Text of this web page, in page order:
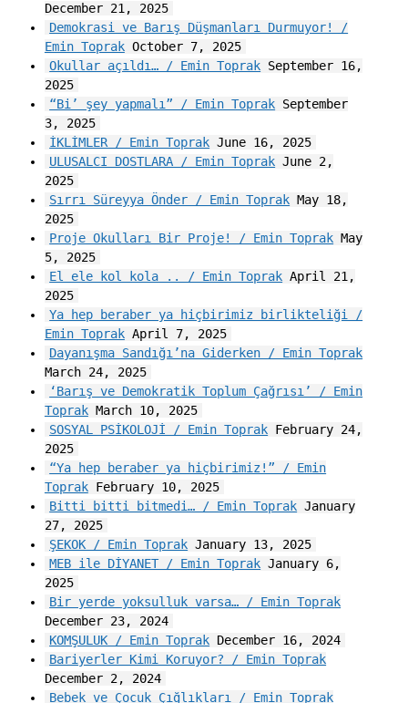
December 21, 2025
Demokrasi ve Barış Düşmanları Durmuyor! /
Emin ToprakOctober 7, 2025
Okullar açıldı… / Emin Toprak September 16,
2025
“Bi’ şey yapmalı” / Emin Toprak September
3, 2025
İKLİMLER / Emin Toprak June 16, 2025
ULUSALCI DOSTLARA / Emin Toprak June 2,
2025
Sırrı Süreyya Önder / Emin Toprak May 18,
2025
Proje Okulları Bir Proje! / Emin Toprak May
5, 2025
El ele kol kola .. / Emin Toprak April 21,
2025
Ya hep beraber ya hiçbirimiz birlikteliği /
Emin ToprakApril 7, 2025
Dayanışma Sandığı’na Giderken / Emin Toprak
March 24, 2025
‘Barış ve Demokratik Toplum Çağrısı’ / Emin
ToprakMarch 10, 2025
SOSYAL PSİKOLOJİ / Emin Toprak February 24,
2025
“Ya hep beraber ya hiçbirimiz!” / Emin
ToprakFebruary 10, 2025
Bitti bitti bitmedi… / Emin Toprak January
27, 2025
ŞEKOK / Emin Toprak January 13, 2025
MEB ile DİYANET / Emin Toprak January 6,
2025
Bir yerde yoksulluk varsa… / Emin Toprak
December 23, 2024
KOMŞULUK / Emin Toprak December 16, 2024
Bariyerler Kimi Koruyor? / Emin Toprak
December 2, 2024
Bebek ve Çocuk Çığlıkları / Emin Toprak